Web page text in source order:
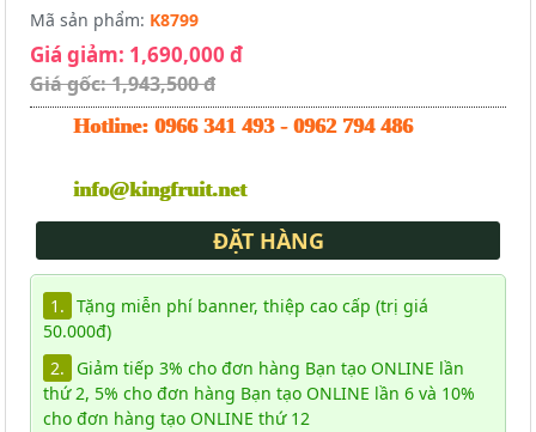
Mã sản phẩm: K8799
Giá giảm: 1,690,000 đ
Giá gốc: 1,943,500 đ
Hotline: 0966 341 493 - 0962 794 486
info@kingfruit.net
ĐẶT HÀNG
1. Tặng miễn phí banner, thiệp cao cấp (trị giá
50.000đ)
2.
Giảm tiếp 3% cho đơn hàng Bạn tạo ONLINE lần
thứ 2, 5% cho đơn hàng Bạn tạo ONLINE lần 6 và 10%
cho đơn hàng tạo ONLINE thứ 12